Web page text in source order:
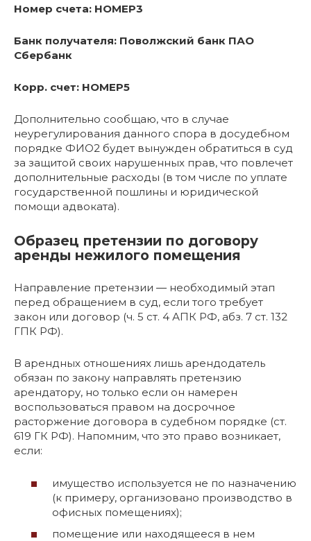
Номер счета: НОМЕР3
Банк получателя: Поволжский банк ПАО
Сбербанк
Корр. счет: НОМЕР5
Дополнительно сообщаю, что в случае
неурегулирования данного спора в досудебном
порядке ФИО2 будет вынужден обратиться в суд
за защитой своих нарушенных прав, что повлечет
дополнительные расходы (в том числе по уплате
государственной пошлины и юридической
помощи адвоката).
Образец претензии по договору
аренды нежилого помещения
Направление претензии ― необходимый этап
перед обращением в суд, если того требует
закон или договор (ч. 5 ст. 4 АПК РФ, абз. 7 ст. 132
ГПК РФ).
В арендных отношениях лишь арендодатель
обязан по закону направлять претензию
арендатору, но только если он намерен
воспользоваться правом на досрочное
расторжение договора в судебном порядке (ст.
619 ГК РФ). Напомним, что это право возникает,
если:
имущество используется не по назначению
(к примеру, организовано производство в
офисных помещениях);
помещение или находящееся в нем